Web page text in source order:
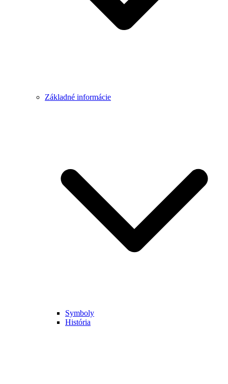
Základné informácie
Symboly
História